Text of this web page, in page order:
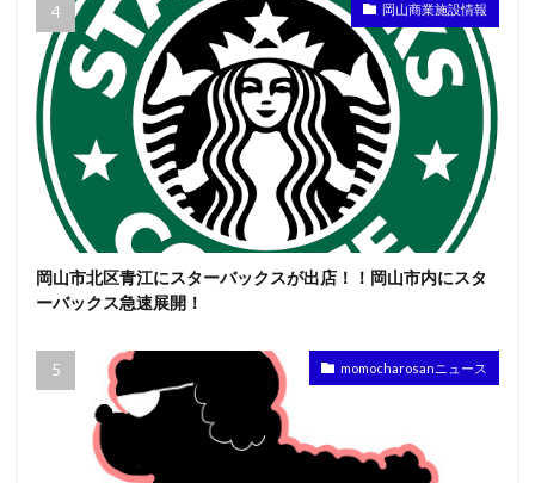
岡山商業施設情報
岡山市北区青江にスターバックスが出店！！岡山市内にスタ
ーバックス急速展開！
momocharosanニュース